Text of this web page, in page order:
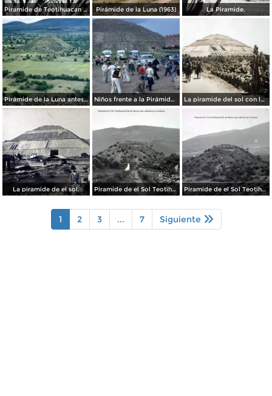
Piramide de Teotihuacan Por el fotografo Hugo Brehme. Pirámide de la Luna (1963) La Piramide.
Pirámide de la Luna antes de su restauración (1955) Niños frente a la Pirámide del Sol (circa 1953) La piramide del sol con los Federales pasando Por el fotografo Hugo Brehme.
La piramide de el sol. Piramide de el Sol Teotihuacan Edo de Mexico aun cubiertas por la maleza.. Piramide de el Sol Teotihuacan Edo de Mexico aun cubiertas por la maleza..
1 2 3 ... 7 Siguiente